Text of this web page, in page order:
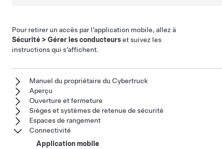
Pour retirer un accès par l’application mobile, allez à
Sécurité > Gérer les conducteurset suivez les
instructions qui s’affichent.
Manuel du propriétaire du Cybertruck
Aperçu
Ouverture et fermeture
Sièges et systèmes de retenue de sécurité
Espaces de rangement
Connectivité
Application mobile